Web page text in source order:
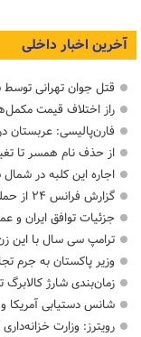
آخرین اخبار داخلی
قتل جوان تهرانی توسط
راز اختلاف قیمت
فارن‌پالیسی: عربستان
از حذف نام همسر تا
اجاره این کلبه در شمال شبی ۸۱ میلیون
گزارش فرانس ۲۴ از حمله اسرائیل به عبادتگاه یهودیان در تهران
جزئیات توافق ایران و
ترامپ سی سال با این
وزیر پاکستان به جرم
زمان‌بندی شارژ کالابرگ
شانس دستیابی آمریکا و
رویترز: وزارت